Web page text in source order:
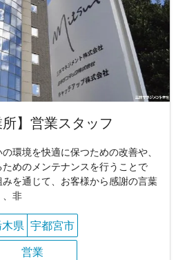
所】営業スタッフ
環境を快適に保つための改善や、
めのメンテナンスを行うことで
を通じて、お客様から感謝の言葉
、非
県 宇都宮市
営業